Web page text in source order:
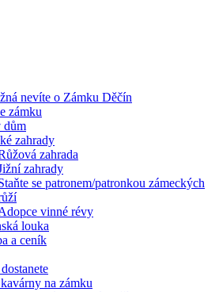
nevíte o Zámku Děčín
zámku
dům
zahrady
zahrada
zahrady
se patronem/patronkou zámeckých
vinné révy
louka
a ceník
na zámku